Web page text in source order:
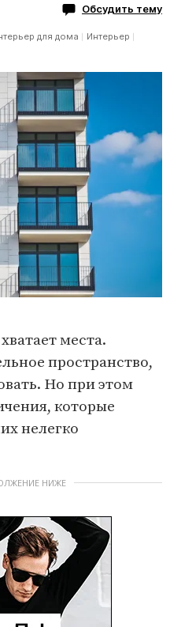
Обсудить тему
для дома
Интерьер
места.
пространство,
Но при этом
которые
нелегко
НИЖЕ